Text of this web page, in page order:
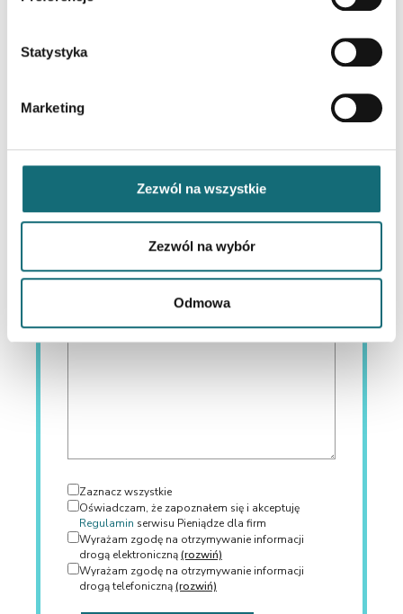
Statystyka
Marketing
Zezwól na wszystkie
Zezwól na wybór
Odmowa
Zaznacz wszystkie
Oświadczam, że zapoznałem się i akceptuję
Regulamin serwisu Pieniądze dla firm
Wyrażam zgodę na otrzymywanie informacji
drogą elektroniczną(rozwiń)
Wyrażam zgodę na otrzymywanie informacji
drogą telefoniczną(rozwiń)